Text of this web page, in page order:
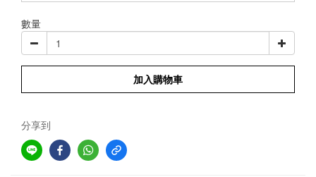
數量
加入購物車
分享到